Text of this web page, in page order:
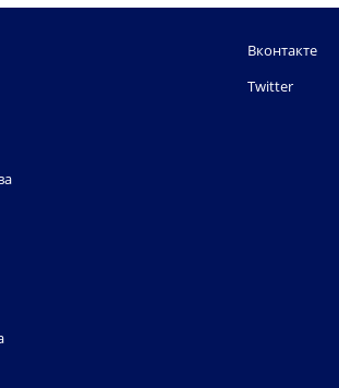
Вконтакте
Twitter